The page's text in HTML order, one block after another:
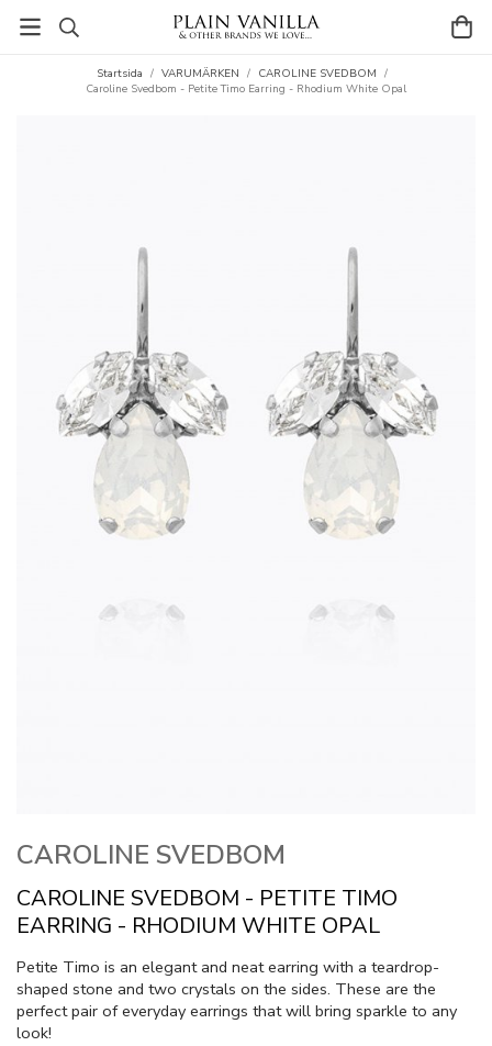
Startsida / VARUMÄRKEN / CAROLINE SVEDBOM /
Caroline Svedbom - Petite Timo Earring - Rhodium White Opal
CAROLINE SVEDBOM
CAROLINE SVEDBOM - PETITE TIMO
EARRING - RHODIUM WHITE OPAL
Petite Timo is an elegant and neat earring with a teardrop-
shaped stone and two crystals on the sides. These are the
perfect pair of everyday earrings that will bring sparkle to any
look!